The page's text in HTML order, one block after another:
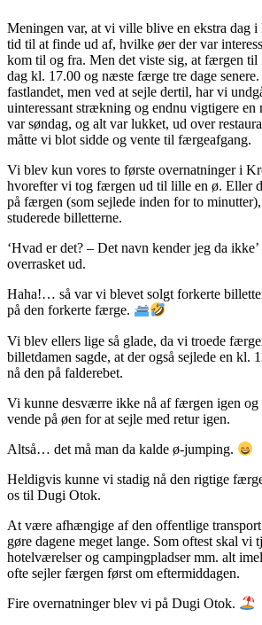
Meningen var, at vi ville blive en ekstra dag i
tid til at finde ud af, hvilke øer der var
kom til og fra. Men det viste sig, at færgen til
dag kl. 17.00 og næste færge tre dage senere.
fastlandet, men ved at sejle dertil, har vi
uinteressant strækning og endnu vigtigere en
var søndag, og alt var lukket, ud over
måtte vi blot sidde og vente til færgeafgang.
Vi blev kun vores to første overnatninger i
hvorefter vi tog færgen ud til lille en ø. Eller
på færgen (som sejlede inden for to
studerede billetterne.
‘Hvad er det? – Det navn kender jeg da ikke’
overrasket ud.
Haha!… så var vi blevet solgt forkerte
på den forkerte færge.
Vi blev ellers lige så glade, da vi troede
billetdamen sagde, at der også sejlede en kl.
nå den på falderebet.
Vi kunne desværre ikke nå af færgen igen og
vende på øen for at sejle med retur igen.
Altså… det må man da kalde ø-jumping.
Heldigvis kunne vi stadig nå den rigtige
os til Dugi Otok.
At være afhængige af den offentlige
gøre dagene meget lange. Som oftest skal vi
hotelværelser og campingpladser mm. alt
ofte sejler færgen først om eftermiddagen.
Fire overnatninger blev vi på Dugi Otok.